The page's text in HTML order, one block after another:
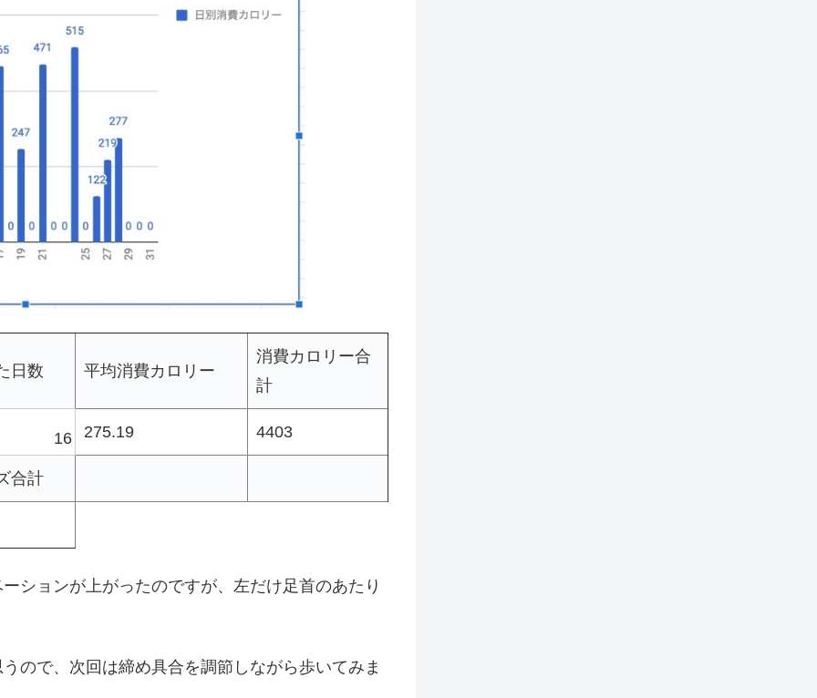
日数 平均消費カロリー
消費カロリー合
計
16 275.19 4403
合計
ションが上がったのですが、左だけ足首のあたり
ので、次回は締め具合を調節しながら歩いてみま